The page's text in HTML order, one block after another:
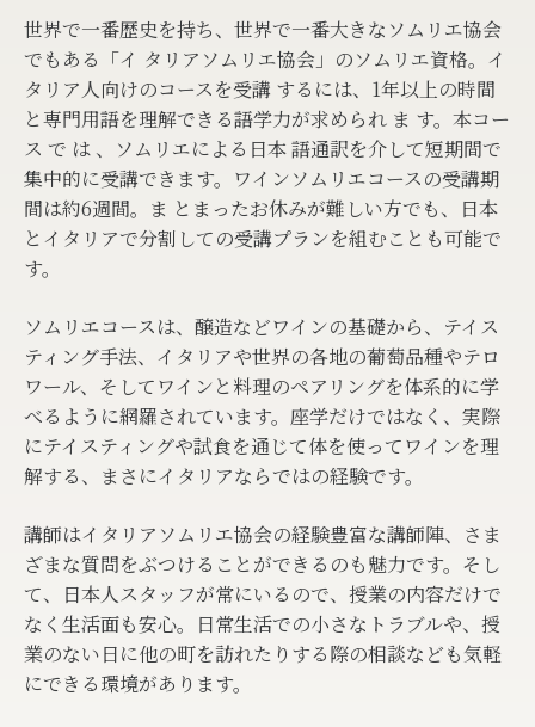
世界で一番歴史を持ち、世界で一番大きなソムリエ協会
でもある「イ タリアソムリエ協会」のソムリエ資格。イ
タリア人向けのコースを受講 するには、1年以上の時間
と専門用語を理解できる語学力が求められ ま す。本コー
ス で は 、ソムリエによる日本 語通訳を介して短期間で
集中的に受講できます。ワインソムリエコースの受講期
間は約6週間。ま とまったお休みが難しい方でも、日本
とイタリアで分割しての受講プランを組むことも可能で
す。
ソムリエコースは、醸造などワインの基礎から、テイス
ティング手法、イタリアや世界の各地の葡萄品種やテロ
ワール、そしてワインと料理のペアリングを体系的に学
べるように網羅されています。座学だけではなく、実際
にテイスティングや試食を通じて体を使ってワインを理
解する、まさにイタリアならではの経験です。
講師はイタリアソムリエ協会の経験豊富な講師陣、さま
ざまな質問をぶつけることができるのも魅力です。そし
て、日本人スタッフが常にいるので、授業の内容だけで
なく生活面も安心。日常生活での小さなトラブルや、授
業のない日に他の町を訪れたりする際の相談なども気軽
にできる環境があります。